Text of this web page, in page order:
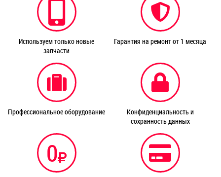
Используем только новые
запчасти
Гарантия на ремонт от 1 месяца
Профессиональное оборудование
Конфиденциальность и
сохранность данных
0